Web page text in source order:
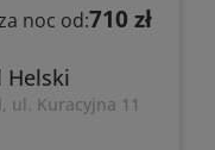
noc od:710 zł
Helski
ul. Kuracyjna 11